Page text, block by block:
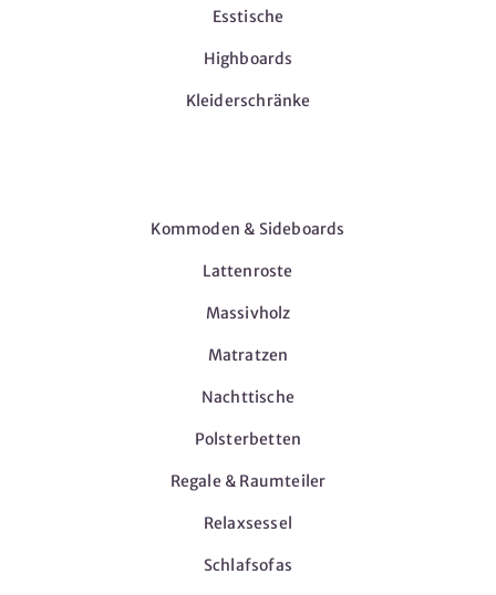
Esstische
Highboards
Kleiderschränke
Kommoden & Sideboards
Lattenroste
Massivholz
Matratzen
Nachttische
Polsterbetten
Regale & Raumteiler
Relaxsessel
Schlafsofas